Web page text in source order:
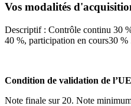
Vos modalités
Descriptif : Contrôle continu 30
40 %, participation en cours30 %
Condition de validation de l’UE
Note finale sur 20. Note